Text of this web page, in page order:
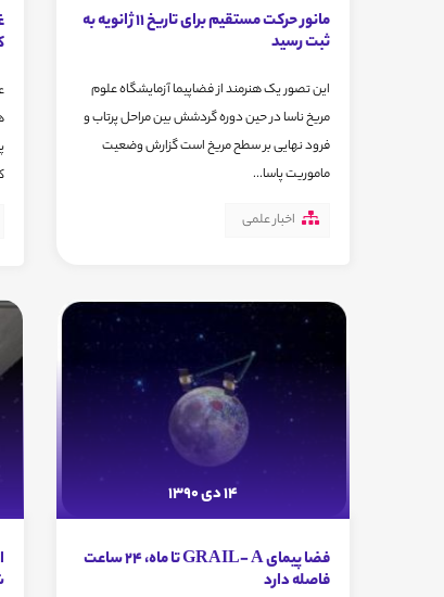
مانور حرکت مستقیم برای تاریخ 11 ژانویه به
ثبت رسید
این تصور یک هنرمند از فضاپیما آزمایشگاه علوم
مریخ ناسا در حین دوره گردشش بین مراحل پرتاب و
فرود نهایی بر سطح مریخ است گزارش وضعیت
ماموریت پاسا...
اخبار علمی
14 دی 1390
فضا پیمای GRAIL- A تا ماه، 24 ساعت
فاصله دارد